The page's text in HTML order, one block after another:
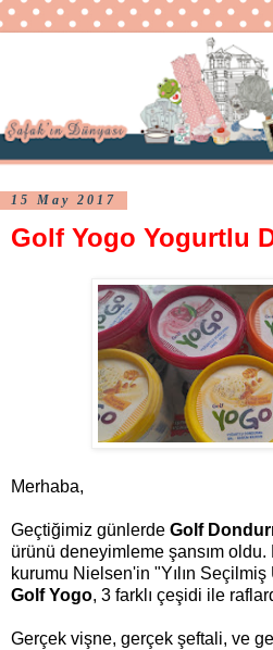
15 May 2017
Golf Yogo Yogurtlu
Merhaba,
Geçtiğimiz günlerde Golf
ürünü deneyimleme şansım oldu.
kurumu Nielsen'in "Yılın
Golf Yogo, 3 farklı çeşidi ile
Gerçek vişne, gerçek şeftali, ve